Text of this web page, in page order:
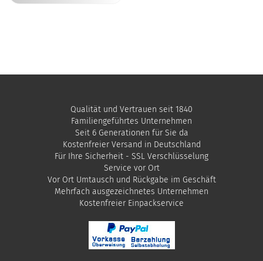
Qualität und Vertrauen seit 1840
Familiengeführtes Unternehmen
Seit 6 Generationen für Sie da
Kostenfreier Versand in Deutschland
Für Ihre Sicherheit - SSL Verschlüsselung
Service vor Ort
Vor Ort Umtausch und Rückgabe im Geschäft
Mehrfach ausgezeichnetes Unternehmen
​Kostenfreier Einpackservice